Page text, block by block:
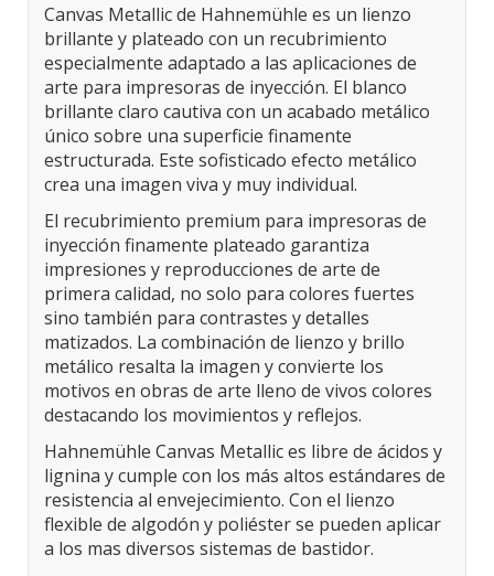
Canvas Metallic de Hahnemühle es un lienzo
brillante y plateado con un recubrimiento
especialmente adaptado a las aplicaciones de
arte para impresoras de inyección. El blanco
brillante claro cautiva con un acabado metálico
único sobre una superficie finamente
estructurada. Este sofisticado efecto metálico
crea una imagen viva y muy individual.
El recubrimiento premium para impresoras de
inyección finamente plateado garantiza
impresiones y reproducciones de arte de
primera calidad, no solo para colores fuertes
sino también para contrastes y detalles
matizados. La combinación de lienzo y brillo
metálico resalta la imagen y convierte los
motivos en obras de arte lleno de vivos colores
destacando los movimientos y reflejos.
Hahnemühle Canvas Metallic es libre de ácidos y
lignina y cumple con los más altos estándares de
resistencia al envejecimiento. Con el lienzo
flexible de algodón y poliéster se pueden aplicar
a los mas diversos sistemas de bastidor.